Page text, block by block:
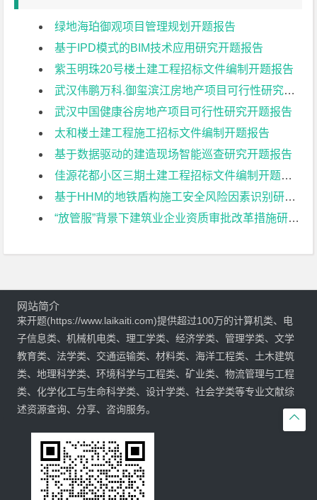
绿地海珀御观项目管理规划开题报告
基于IPD模式的BIM技术应用研究开题报告
紫玉明珠20号楼土建工程招标文件编制开题报告
武汉伟鹏万科.御玺滨江房地产项目可行性研究开题报告
武汉中国健康谷房地产项目可行性研究开题报告
太和楼土建工程施工招标文件编制开题报告
基于数据驱动的建造现场智能巡查研究开题报告
佳源花都小区三期土建工程招标文件编制开题报告
基于HHM的地铁盾构施工安全风险因素识别研究开题报告
“放管服”背景下建筑业企业资质审批改革措施研究开题报告

网站简介
来开题(https://www.laikaiti.com)提供超过100万的计算机类、电
子信息类、机械机电类、理工学类、经济学类、管理学类、文学
教育类、法学类、交通运输类、材料类、海洋工程类、土木建筑
类、地理科学类、环境科学与工程类、矿业类、物流管理与工程
类、化学化工与生命科学类、设计学类、社会学类等专业文献综
述资源查询、分享、咨询服务。